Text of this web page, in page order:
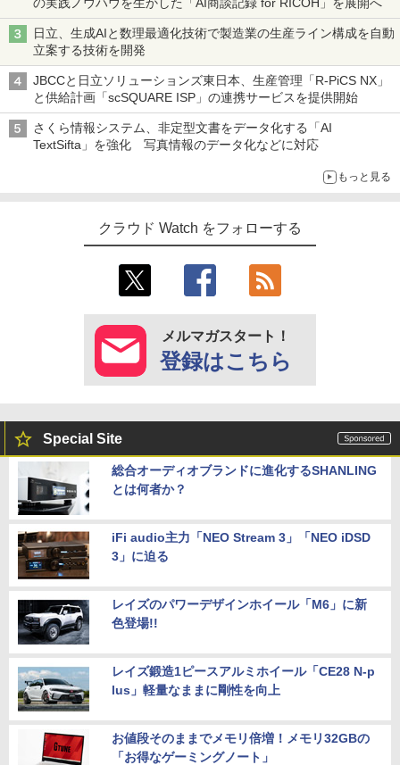
日立、生成AIと数理最適化技術で製造業の生産ライン構成を自動
立案する技術を開発
JBCCと日立ソリューションズ東日本、生産管理「R-PiCS NX」
と供給計画「scSQUARE ISP」の連携サービスを提供開始
さくら情報システム、非定型文書をデータ化する「AI
TextSifta」を強化 写真情報のデータ化などに対応
もっと見る
クラウド Watch をフォローする
メルマガスタート！
登録はこちら
Special Site
総合オーディオブランドに進化するSHANLING
とは何者か？
iFi audio主力「NEO Stream 3」「NEO iDSD
3」に迫る
レイズのパワーデザインホイール「M6」に新
色登場!!
レイズ鍛造1ピースアルミホイール「CE28 N-p
lus」軽量なままに剛性を向上
お値段そのままでメモリ倍増！メモリ32GBの
「お得なゲーミングノート」